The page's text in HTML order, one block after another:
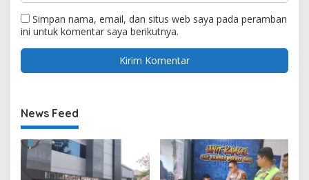
Simpan nama, email, dan situs web saya pada peramban
ini untuk komentar saya berikutnya.
News Feed